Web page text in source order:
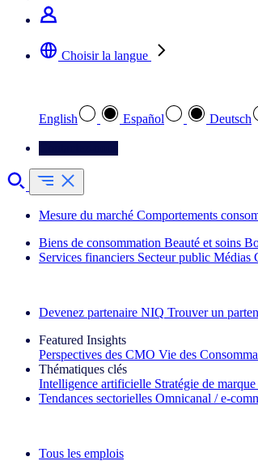
Choisir la langue
English Español Deutsch
Mesure du marché Comportements
Biens de consommation Beauté et soins
Services financiers Secteur public Médias
Devenez partenaire NIQ Trouver un
Featured Insights
Perspectives des CMO Vie des
Thématiques clés
Intelligence artificielle Stratégie de marque
Tendances sectorielles Omnicanal /
Tous les emplois